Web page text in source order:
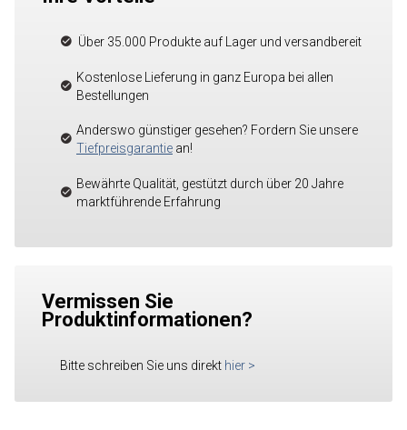
Über 35.000 Produkte auf Lager und versandbereit
Kostenlose Lieferung in ganz Europa bei allen
Bestellungen
Anderswo günstiger gesehen? Fordern Sie unsere
Tiefpreisgarantie an!
Bewährte Qualität, gestützt durch über 20 Jahre
marktführende Erfahrung
Vermissen Sie
Produktinformationen?
Bitte schreiben Sie uns direkt hier >